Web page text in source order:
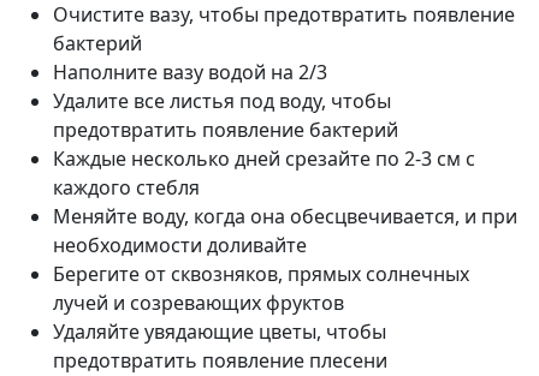
Очистите вазу, чтобы предотвратить появление
бактерий
Наполните вазу водой на 2/3
Удалите все листья под воду, чтобы
предотвратить появление бактерий
Каждые несколько дней срезайте по 2-3 см с
каждого стебля
Меняйте воду, когда она обесцвечивается, и при
необходимости доливайте
Берегите от сквозняков, прямых солнечных
лучей и созревающих фруктов
Удаляйте увядающие цветы, чтобы
предотвратить появление плесени